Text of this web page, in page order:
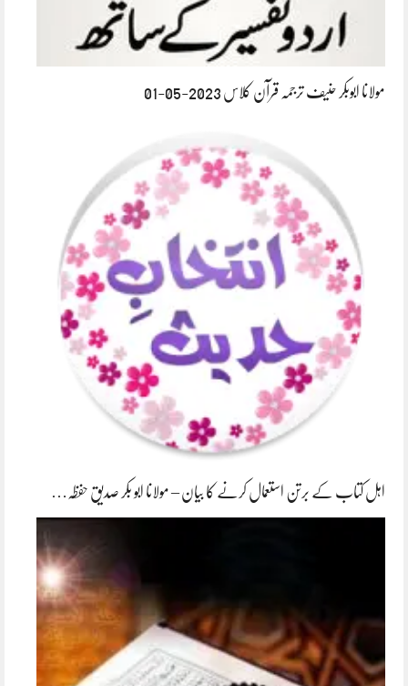
مولانا ابوبکر حنیف ترجمہ قرآن کلاس 2023-05-01
اہل کتاب کے برتن استعمال کرنے کا بیان – مولانا ابو بکر صدیق حفظہ…